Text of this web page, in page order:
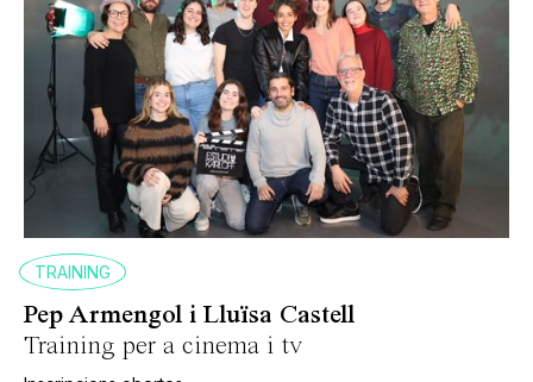
TRAINING
Pep Armengol i Lluïsa Castell
Training per a cinema i tv